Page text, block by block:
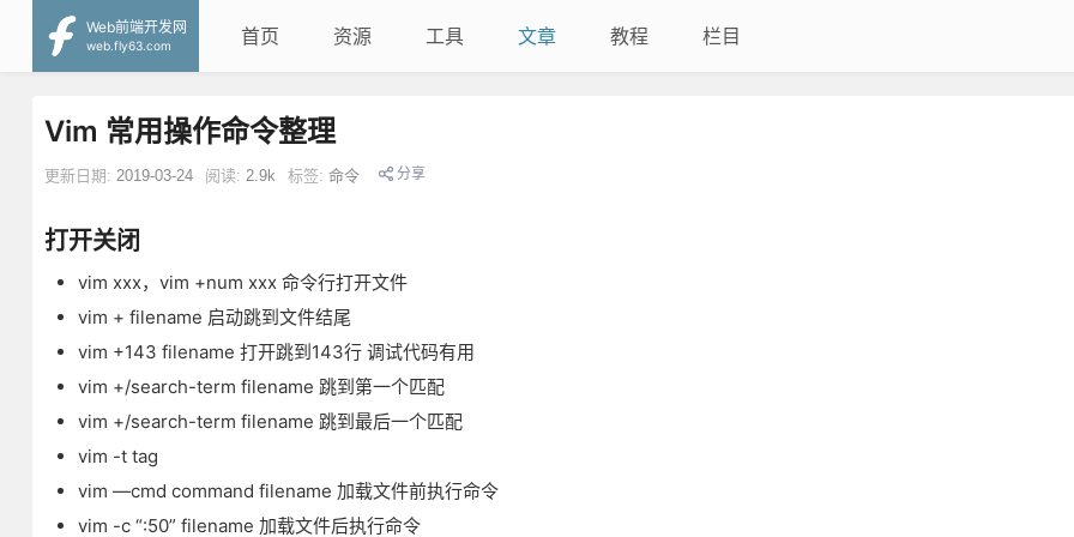
Web前端开发网
web.fly63.com
首页 资源 工具 文章 教程 栏目
Vim 常用操作命令整理
更新日期: 2019-03-24 阅读: 2.9k 标签: 命令 分享
打开关闭
vim xxx，vim +num xxx 命令行打开文件
vim + filename 启动跳到文件结尾
vim +143 filename 打开跳到143行 调试代码有用
vim +/search-term filename 跳到第一个匹配
vim +/search-term filename 跳到最后一个匹配
vim -t tag
vim —cmd command filename 加载文件前执行命令
vim -c “:50” filename 加载文件后执行命令